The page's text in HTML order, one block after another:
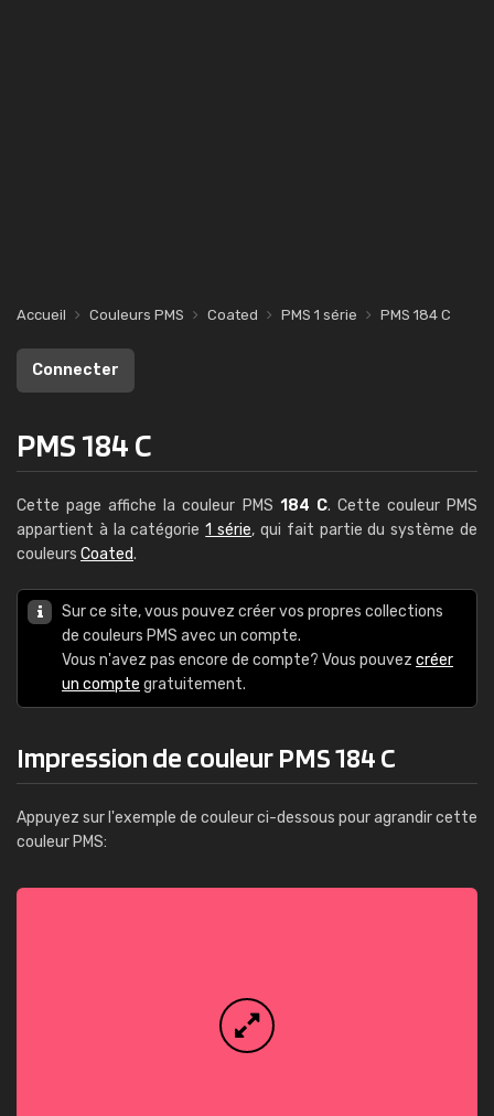
Accueil Couleurs PMS Coated PMS 1 série PMS 184 C
Connecter
PMS 184 C
Cette page affiche la couleur PMS 184 C. Cette couleur PMS
appartient à la catégorie1 série, qui fait partie du système de
couleurs Coated.
Sur ce site, vous pouvez créer vos propres collections
de couleurs PMS avec un compte.
Vous n'avez pas encore de compte? Vous pouvez créer
un compte gratuitement.
Impression de couleur PMS 184 C
Appuyez sur l'exemple de couleur ci-dessous pour agrandir cette
couleur PMS: